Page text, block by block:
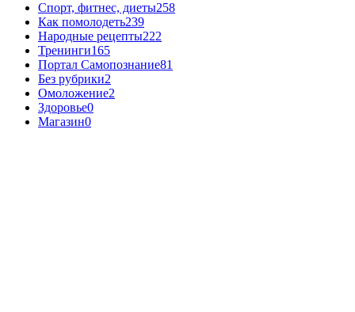
Спорт, фитнес, диеты258
Как помолодеть239
Народные рецепты222
Тренинги165
Портал Самопознание81
Без рубрики2
Омоложение2
Здоровье0
Магазин0